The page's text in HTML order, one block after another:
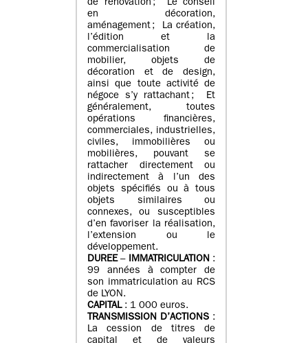
de rénovation ; Le conseil
en décoration,
aménagement ; La création,
l’édition et la
commercialisation de
mobilier, objets de
décoration et de design,
ainsi que toute activité de
négoce s’y rattachant ; Et
généralement, toutes
opérations financières,
commerciales, industrielles,
civiles, immobilières ou
mobilières, pouvant se
rattacher directement ou
indirectement à l’un des
objets spécifiés ou à tous
objets similaires ou
connexes, ou susceptibles
d’en favoriser la réalisation,
l’extension ou le
développement.
DUREE– IMMATRICULATION:
99 années à compter de
son immatriculation au RCS
de LYON.
CAPITAL: 1 000 euros.
TRANSMISSION D’ACTIONS :
La cession de titres de